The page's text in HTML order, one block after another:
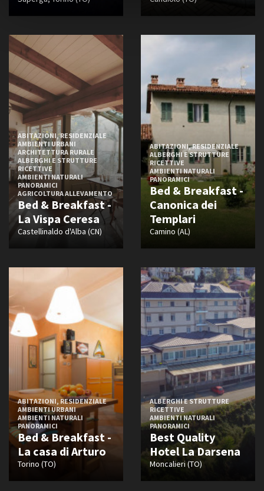
ABITAZIONI, RESIDENZIALE
AMBIENTI URBANI
ARCHITETTURA RURALE
ALBERGHI E STRUTTURE
RICETTIVE
AMBIENTI NATURALI
PANORAMICI
AGRICOLTURA ALLEVAMENTO
Bed & Breakfast -
La Vispa Ceresa
Castellinaldo d'Alba (CN)
ABITAZIONI, RESIDENZIALE
ALBERGHI E STRUTTURE
RICETTIVE
AMBIENTI NATURALI
PANORAMICI
Bed & Breakfast -
Canonica dei
Templari
Camino (AL)
ABITAZIONI, RESIDENZIALE
AMBIENTI URBANI
AMBIENTI NATURALI
PANORAMICI
Bed & Breakfast -
La casa di Arturo
Torino (TO)
ALBERGHI E STRUTTURE
RICETTIVE
AMBIENTI NATURALI
PANORAMICI
Best Quality
Hotel La Darsena
Moncalieri (TO)